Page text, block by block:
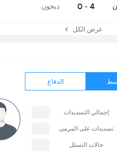
الدفاع
إجمالي التسديدات
تسديدات على المرمى
حالات التسلل
4 - 0 ديجون
عرض الكل